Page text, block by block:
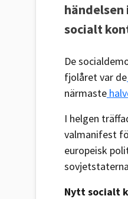
socialt
De
fjolåret var de
närmaste
I helgen
valmanifest
europeisk
Nytt socialt